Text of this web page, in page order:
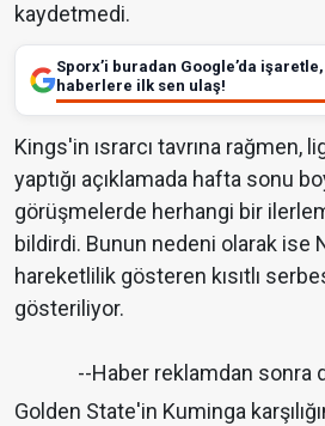
kaydetmedi.
Sporx’i buradan Google’da işaretle,
haberlere ilk sen ulaş!
Kings'in ısrarcı tavrına rağmen,
yaptığı açıklamada hafta sonu
görüşmelerde herhangi bir
bildirdi. Bunun nedeni olarak ise
hareketlilik gösteren kısıtlı
gösteriliyor.
--Haber reklamdan sonra
Golden State'in Kuminga